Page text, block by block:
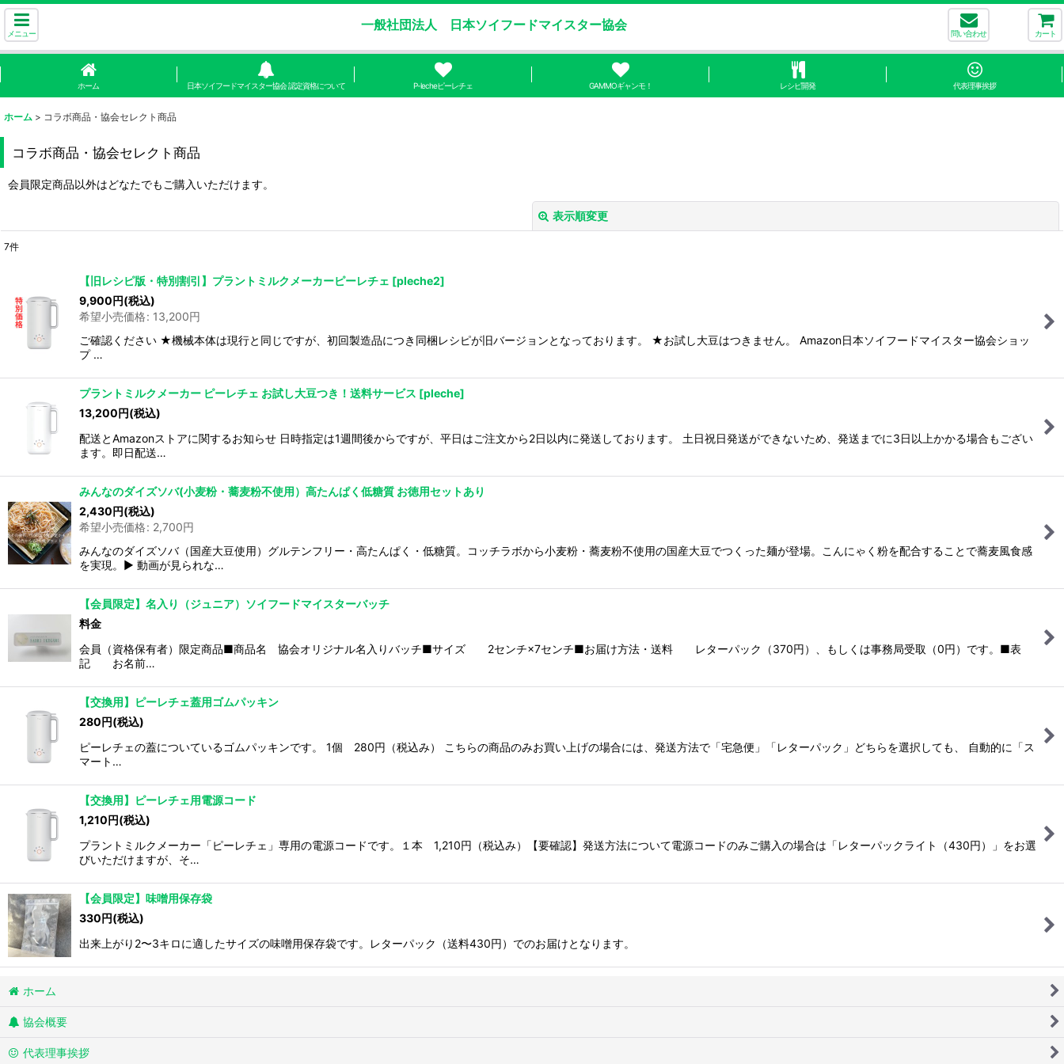
メニュー
一般社団法人 日本ソイフードマイスター協会
問い合わせ カート
ホーム 日本ソイフードマイスター協会 認定資格について P-lecheピーレチェ GAMMOギャンモ！ レシピ開発 代表理事挨拶
ホーム > コラボ商品・協会セレクト商品
コラボ商品・協会セレクト商品
会員限定商品以外はどなたでもご購入いただけます。
表示順変更
並び順 :
絞り込む
7件
【旧レシピ版・特別割引】プラントミルクメーカーピーレチェ [pleche2]
9,900円(税込)
希望小売価格: 13,200円
ご確認ください ★機械本体は現行と同じですが、初回製造品につき同梱レシピが旧バージョンとなっております。 ★お試し大豆はつきません。 Amazon日本ソイフードマイスター協会ショッ
プ …
プラントミルクメーカー ピーレチェ お試し大豆つき！送料サービス [pleche]
13,200円(税込)
配送とAmazonストアに関するお知らせ 日時指定は1週間後からですが、平日はご注文から2日以内に発送しております。 土日祝日発送ができないため、発送までに3日以上かかる場合もござい
ます。即日配送…
みんなのダイズソバ(小麦粉・蕎麦粉不使用）高たんぱく低糖質 お徳用セットあり
2,430円(税込)
希望小売価格: 2,700円
みんなのダイズソバ（国産大豆使用）グルテンフリー・高たんぱく・低糖質。コッチラボから小麦粉・蕎麦粉不使用の国産大豆でつくった麺が登場。こんにゃく粉を配合することで蕎麦風食感
を実現。▶︎ 動画が見られな…
【会員限定】名入り（ジュニア）ソイフードマイスターバッチ
料金
会員（資格保有者）限定商品■商品名 協会オリジナル名入りバッチ■サイズ 2センチ×7センチ■お届け方法・送料 レターパック（370円）、もしくは事務局受取（0円）です。■表
記 お名前…
【交換用】ピーレチェ蓋用ゴムパッキン
280円(税込)
ピーレチェの蓋についているゴムパッキンです。 1個 280円（税込み） こちらの商品のみお買い上げの場合には、発送方法で「宅急便」「レターパック」どちらを選択しても、 自動的に「ス
マート…
【交換用】ピーレチェ用電源コード
1,210円(税込)
プラントミルクメーカー「ピーレチェ」専用の電源コードです。１本 1,210円（税込み）【要確認】発送方法について電源コードのみご購入の場合は「レターパックライト（430円）」をお選
びいただけますが、そ…
【会員限定】味噌用保存袋
330円(税込)
出来上がり2〜3キロに適したサイズの味噌用保存袋です。レターパック（送料430円）でのお届けとなります。
ホーム
協会概要
代表理事挨拶